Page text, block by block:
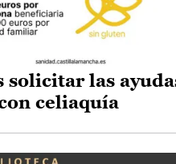
solicitar las
celiaquía